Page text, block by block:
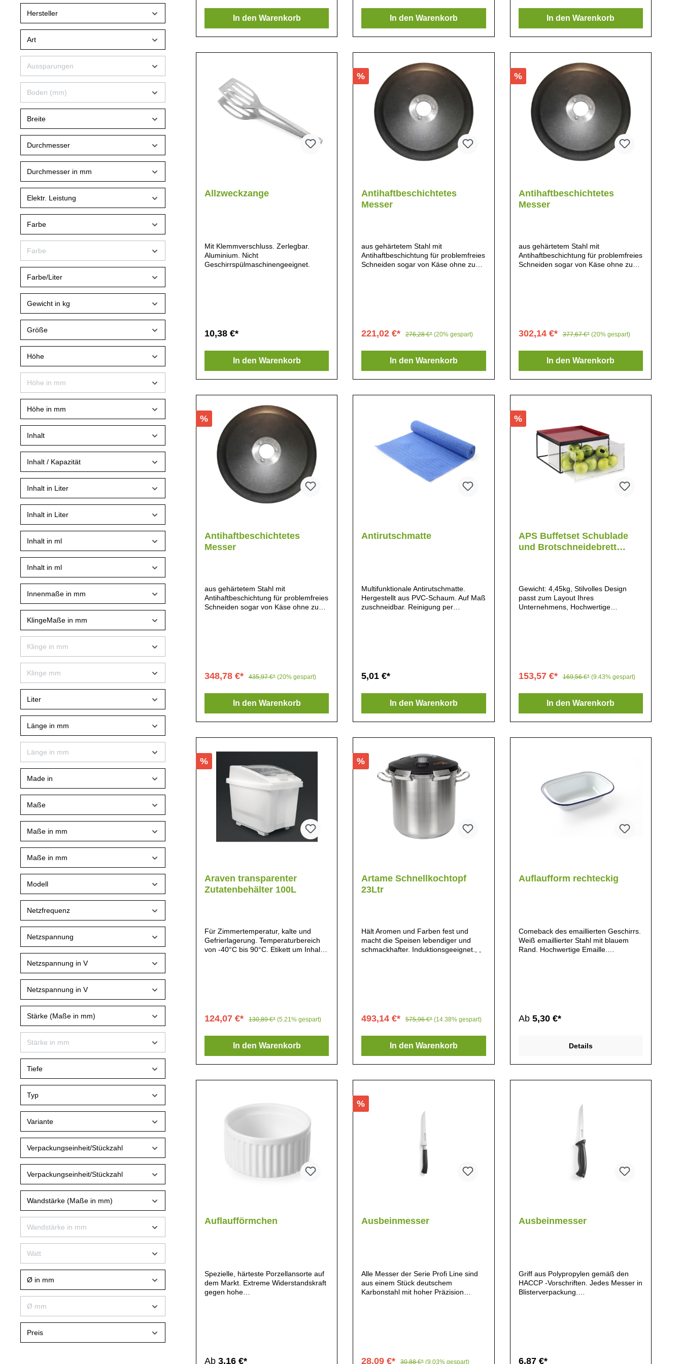
Hersteller
Art
Aussparungen
Boden (mm)
Breite
Durchmesser
Durchmesser in mm
Elektr. Leistung
Farbe
Farbe
Farbe/Liter
Gewicht in kg
Größe
Höhe
Höhe in mm
Höhe in mm
Inhalt
Inhalt / Kapazität
Inhalt in Liter
Inhalt in Liter
Inhalt in ml
Inhalt in ml
Innenmaße in mm
KlingeMaße in mm
Klinge in mm
Klinge mm
Liter
Länge in mm
Länge in mm
Made in
Maße
Maße in mm
Maße in mm
Modell
Netzfrequenz
Netzspannung
Netzspannung in V
Netzspannung in V
Stärke (Maße in mm)
Stärke in mm
Tiefe
Typ
Variante
Verpackungseinheit/Stückzahl
Verpackungseinheit/Stückzahl
Wandstärke (Maße in mm)
Wandstärke in mm
Watt
Ø in mm
Ø mm
Preis
Schäler - Victorinox , Messertasche -
Victorinox, 7-teiliges Set mit Messern
In den Warenkorb In den Warenkorb In den Warenkorb
Allzweckzange
Mit Klemmverschluss. Zerlegbar.
Aluminium. Nicht
Geschirrspülmaschinengeeignet.
10,38 €*
In den Warenkorb
%
Antihaftbeschichtetes
Messer
aus gehärtetem Stahl mit
Antihaftbeschichtung für problemfreies
Schneiden sogar von Käse ohne zu
221,02 €* 276,28 €* (20% gespart)
In den Warenkorb
%
Antihaftbeschichtetes
Messer
aus gehärtetem Stahl mit
Antihaftbeschichtung für problemfreies
Schneiden sogar von Käse ohne zu
302,14 €* 377,67 €* (20% gespart)
In den Warenkorb
%
Antihaftbeschichtetes
Messer
aus gehärtetem Stahl mit
Antihaftbeschichtung für problemfreies
Schneiden sogar von Käse ohne zu
348,78 €* 435,97 €* (20% gespart)
In den Warenkorb
Antirutschmatte
Multifunktionale Antirutschmatte.
Hergestellt aus PVC-Schaum. Auf Maß
zuschneidbar. Reinigung per
5,01 €*
In den Warenkorb
%
APS Buffetset Schublade
und Brotschneidebrett
Gewicht: 4,45kg, Stilvolles Design
passt zum Layout Ihres
Unternehmens, Hochwertige
153,57 €* 169,56 €* (9.43% gespart)
In den Warenkorb
%
Araven transparenter
Zutatenbehälter 100L
Für Zimmertemperatur, kalte und
Gefrierlagerung. Temperaturbereich
von -40°C bis 90°C. Etikett um Inhalt
Geschirrspülergeeignet, Mit Rollen,
124,07 €* 130,89 €* (5.21% gespart)
In den Warenkorb
%
Artame Schnellkochtopf
23Ltr
Hält Aromen und Farben fest und
macht die Speisen lebendiger und
schmackhafter. Induktionsgeeignet., ,
493,14 €* 575,96 €* (14.38% gespart)
In den Warenkorb
Auflaufform rechteckig
Comeback des emaillierten Geschirrs.
Weiß emaillierter Stahl mit blauem
Rand. Hochwertige Emaille.
350°C.
Ab 5,30 €*
Details
Auflaufförmchen
Spezielle, härteste Porzellansorte auf
dem Markt. Extreme Widerstandskraft
gegen hohe
Geeignet zur Verwendung in Öfen.
Ab 3,16 €*
%
Ausbeinmesser
Alle Messer der Serie Profi Line sind
aus einem Stück deutschem
Karbonstahl mit hoher Präzision
28,09 €* 30,88 €* (9.03% gespart)
Ausbeinmesser
Griff aus Polypropylen gemäß den
HACCP -Vorschriften. Jedes Messer in
Blisterverpackung.
6,87 €*